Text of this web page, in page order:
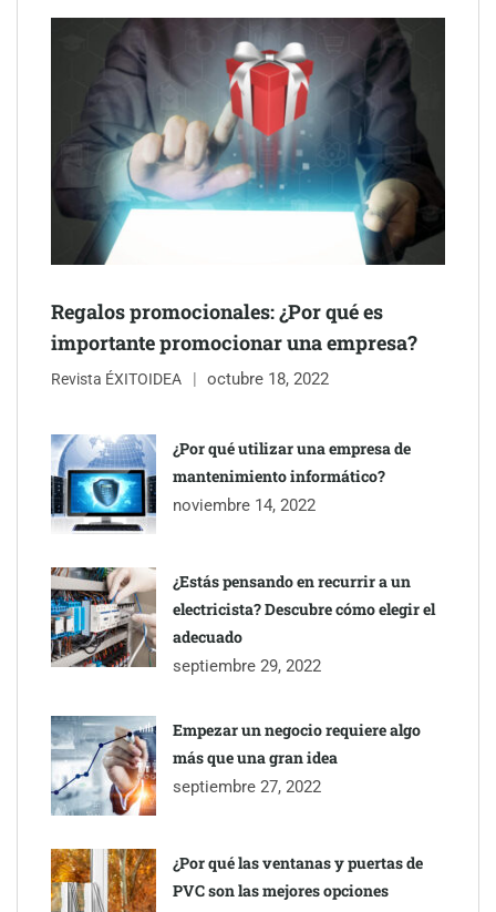
Schaeffler mejora su rentabilidad en el primer semestre de 2026
NOVA: innovación y diseño que transforman espacios de la
mano de Tormo Franquicias
Regalos promocionales: ¿Por qué es
importante promocionar una empresa?
Revista ÉXITOIDEA octubre 18, 2022
¿Por qué utilizar una empresa de
mantenimiento informático?
noviembre 14, 2022
¿Estás pensando en recurrir a un
electricista? Descubre cómo elegir el
adecuado
septiembre 29, 2022
Empezar un negocio requiere algo
más que una gran idea
septiembre 27, 2022
¿Por qué las ventanas y puertas de
PVC son las mejores opciones